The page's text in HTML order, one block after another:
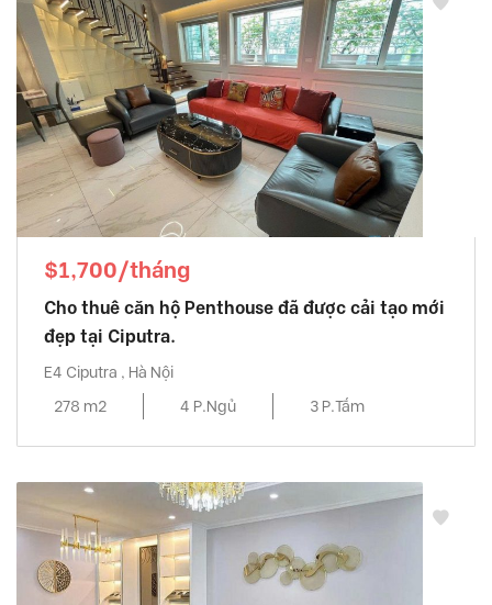
$1,700/tháng
Cho thuê căn hộ Penthouse đã được cải tạo mới
đẹp tại Ciputra.
E4 Ciputra , Hà Nội
278 m2
4 P.Ngủ 3 P.Tắm